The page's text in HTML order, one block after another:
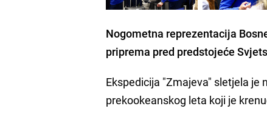
Nogometna reprezentacija
priprema pred predstojeće
Ekspedicija "Zmajeva" sletjela je
prekookeanskog leta koji je